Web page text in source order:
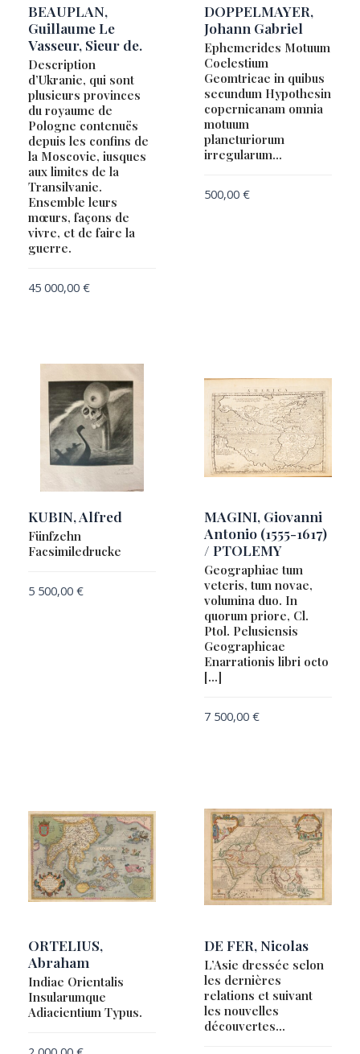
BEAUPLAN,
Guillaume Le
Vasseur, Sieur de.
Description
d’Ukranie, qui sont
plusieurs provinces
du royaume de
Pologne contenuës
depuis les confins de
la Moscovie, iusques
aux limites de la
Transilvanie.
Ensemble leurs
mœurs, façons de
vivre, et de faire la
guerre.
45 000,00 €
DOPPELMAYER,
Johann Gabriel
Ephemerides Motuum
Coelestium
Geomtricae in quibus
secundum Hypothesin
copernicanam omnia
motuum
planeturiorum
irregularum…
500,00 €
KUBIN, Alfred
Fünfzehn
Facsimiledrucke
5 500,00 €
MAGINI, Giovanni
Antonio (1555-1617)
/ PTOLEMY
Geographiae tum
veteris, tum novae,
volumina duo. In
quorum priore, Cl.
Ptol. Pelusiensis
Geographicae
Enarrationis libri octo
[…]
7 500,00 €
ORTELIUS,
Abraham
Indiae Orientalis
Insularumque
Adiacientium Typus.
DE FER, Nicolas
L’Asie dressée selon
les dernières
relations et suivant
les nouvelles
découvertes…